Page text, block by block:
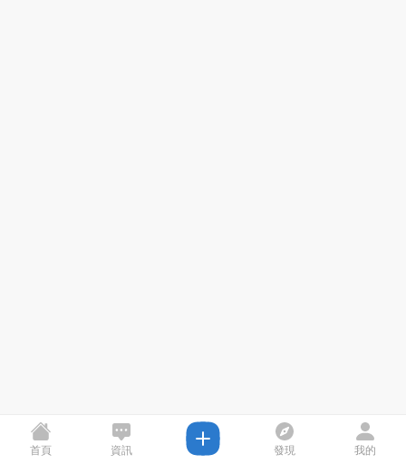
首頁 資訊 發現 我的